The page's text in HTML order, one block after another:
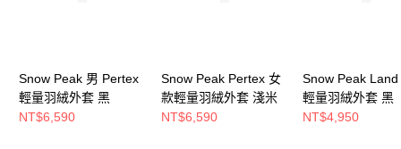
Snow Peak 男 Pertex
輕量羽絨外套 黑
NT$6,590
Snow Peak Pertex 女
款輕量羽絨外套 淺米
NT$6,590
Snow Peak Land
輕量羽絨外套 黑
NT$4,950